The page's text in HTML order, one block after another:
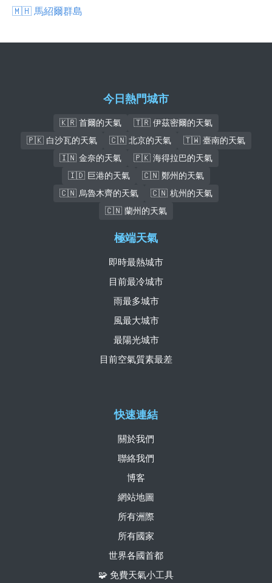
🇲🇭 馬紹爾群島
今日熱門城市
🇰🇷 首爾的天氣
🇹🇷 伊茲密爾的天氣
🇵🇰 白沙瓦的天氣
🇨🇳 北京的天氣
🇹🇼 臺南的天氣
🇮🇳 金奈的天氣
🇵🇰 海得拉巴的天氣
🇮🇩 巨港的天氣
🇨🇳 鄭州的天氣
🇨🇳 烏魯木齊的天氣
🇨🇳 杭州的天氣
🇨🇳 蘭州的天氣
快速連結
關於我們
聯絡我們
博客
網站地圖
所有洲際
所有國家
世界各國首都
🧩 免費天氣小工具
極端天氣
即時最熱城市
目前最冷城市
雨最多城市
風最大城市
最陽光城市
目前空氣質素最差